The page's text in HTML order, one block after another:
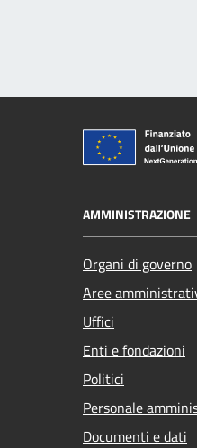
AMMINISTRAZIONE
Organi di governo
Aree
Uffici
Enti e fondazioni
Politici
Personale
Documenti e dati